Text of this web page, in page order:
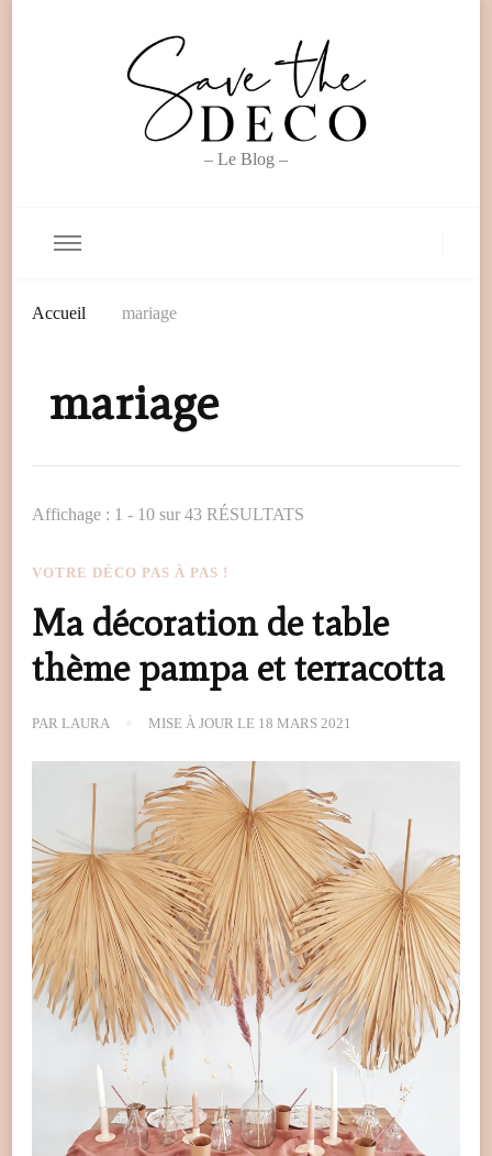
– Le Blog –
Accueil mariage
mariage
Affichage : 1 - 10 sur 43 RÉSULTATS
VOTRE DÉCO PAS À PAS !
Ma décoration de table
thème pampa et terracotta
PAR LAURA MISE À JOUR LE 18 MARS 2021